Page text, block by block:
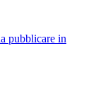
pubblicare in